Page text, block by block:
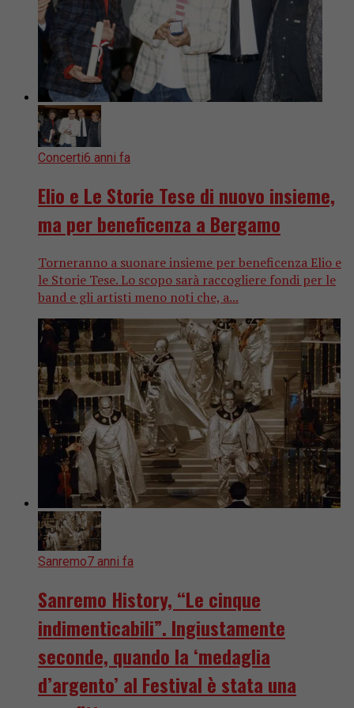
Concerti6 anni fa
Elio e Le Storie Tese di nuovo insieme,
ma per beneficenza a Bergamo
Torneranno a suonare insieme per beneficenza Elio e
le Storie Tese. Lo scopo sarà raccogliere fondi per le
band e gli artisti meno noti che, a...
Sanremo7 anni fa
Sanremo History, “Le cinque
indimenticabili”. Ingiustamente
seconde, quando la ‘medaglia
d’argento’ al Festival è stata una